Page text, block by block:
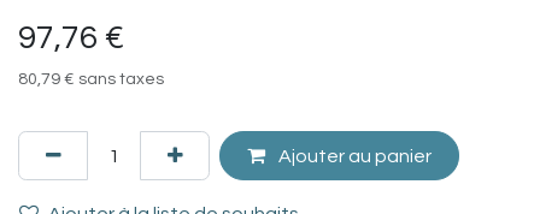
97,76 €
80,79 € sans taxes
Ajouter au panier